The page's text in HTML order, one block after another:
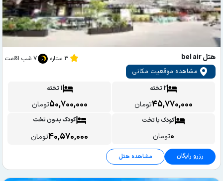
هتل bel air
مشاهده موقعیت مکانی
3 ستاره 7 شب اقامت
2 تخته
45,770,000تومان
1 تخته
50,700,000تومان
کودک با تخت
0تومان
کودک بدون تخت
40,570,000تومان
رزرو رایگان مشاهده هتل